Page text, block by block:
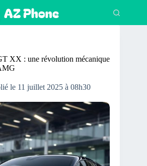
XX : une révolution mécanique
le 11 juillet 2025 à 08h30